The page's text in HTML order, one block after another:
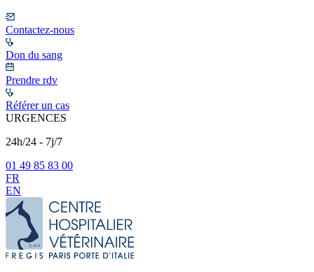
Contactez-nous
Don du sang
Prendre rdv
Référer un cas
URGENCES
24h/24 - 7j/7
01 49 85 83 00
FR
EN